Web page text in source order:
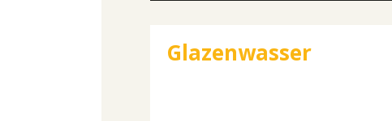
Glazenwasser